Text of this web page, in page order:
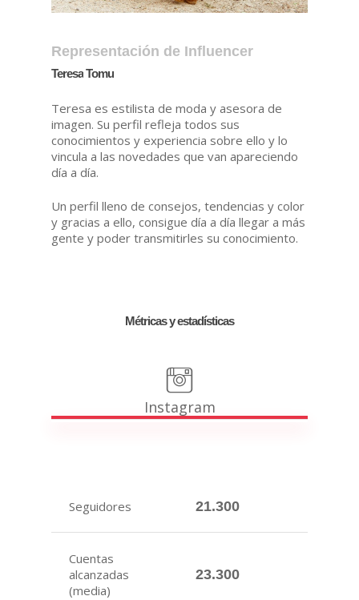
Representación de Influencer
TeresaTomu
Teresa es estilista de moda y asesora de
imagen. Su perfil refleja todos sus
conocimientos y experiencia sobre ello y lo
vincula a las novedades que van apareciendo
día a día.
Un perfil lleno de consejos, tendencias y color
y gracias a ello, consigue día a día llegar a más
gente y poder transmitirles su conocimiento.
Métricas y estadísticas
Instagram
Seguidores 21.300
Cuentas
alcanzadas
(media)
23.300